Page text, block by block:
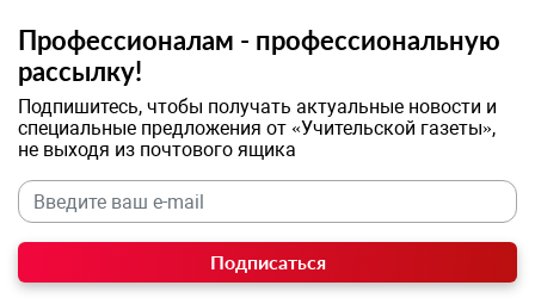
Профессионалам - профессиональную
рассылку!
Подпишитесь, чтобы получать актуальные новости и
специальные предложения от «Учительской газеты»,
не выходя из почтового ящика
Подписаться